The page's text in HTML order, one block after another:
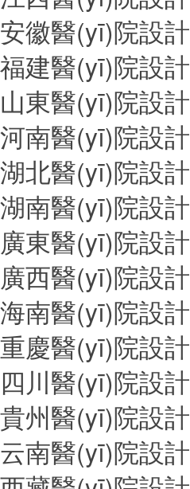
安徽醫(yī)院設計
福建醫(yī)院設計
山東醫(yī)院設計
河南醫(yī)院設計
湖北醫(yī)院設計
湖南醫(yī)院設計
廣東醫(yī)院設計
廣西醫(yī)院設計
海南醫(yī)院設計
重慶醫(yī)院設計
四川醫(yī)院設計
貴州醫(yī)院設計
云南醫(yī)院設計